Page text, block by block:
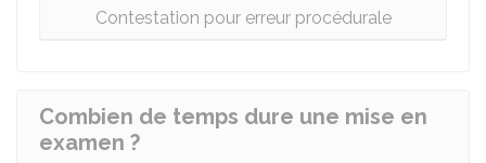
Contestation pour erreur procédurale
Combien de temps dure une mise en
examen ?